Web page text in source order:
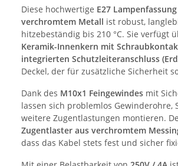
Diese hochwertige E27
verchromtem Metall ist robust,
hitzebeständig bis 210 °C. Sie verfügt
Keramik-Innenkern mit
integrierten Schutzleiteranschluss
Deckel, der für zusätzliche Sicherheit
Dank des M10x1 Feingewindes mit
lassen sich problemlos Gewinderohre,
weitere Zugentlastungen montieren.
Zugentlaster aus verchromtem
dass das Kabel stets fest und sicher